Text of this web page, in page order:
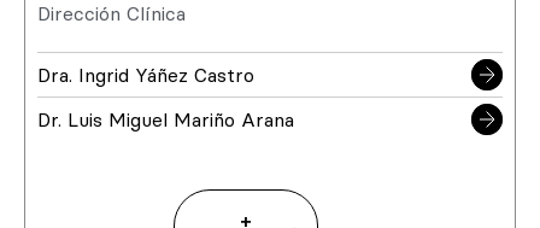
Dirección Clínica
Dra. Ingrid Yáñez Castro
Dr. Luis Miguel Mariño Arana
+